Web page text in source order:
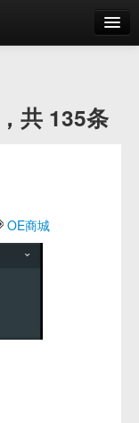
共 135条
OE商城